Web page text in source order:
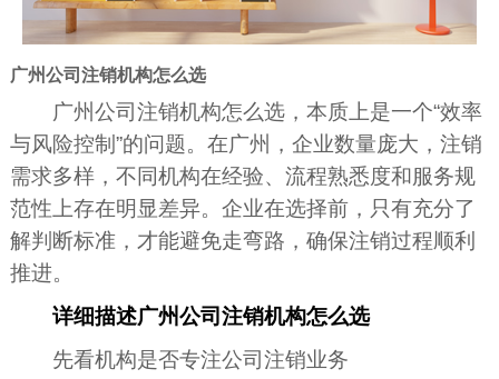
广州公司注销机构怎么选
广州公司注销机构怎么选，本质上是一个“效率
与风险控制”的问题。在广州，企业数量庞大，注销
需求多样，不同机构在经验、流程熟悉度和服务规
范性上存在明显差异。企业在选择前，只有充分了
解判断标准，才能避免走弯路，确保注销过程顺利
推进。
详细描述广州公司注销机构怎么选
先看机构是否专注公司注销业务